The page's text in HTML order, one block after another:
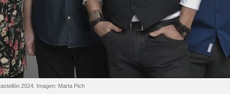
2024. Imagen: Marta Pich